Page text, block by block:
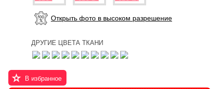
Открыть фото в высоком разрешение
ДРУГИЕ ЦВЕТА ТКАНИ
В избранное